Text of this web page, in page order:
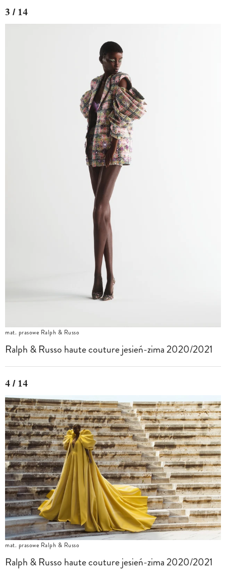
3 / 14
mat. prasowe Ralph & Russo
Ralph & Russo haute couture jesień-zima 2020/2021
4 / 14
mat. prasowe Ralph & Russo
Ralph & Russo haute couture jesień-zima 2020/2021